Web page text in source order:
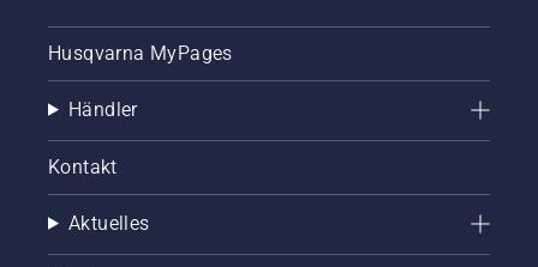
Husqvarna MyPages
Händler
Kontakt
Aktuelles